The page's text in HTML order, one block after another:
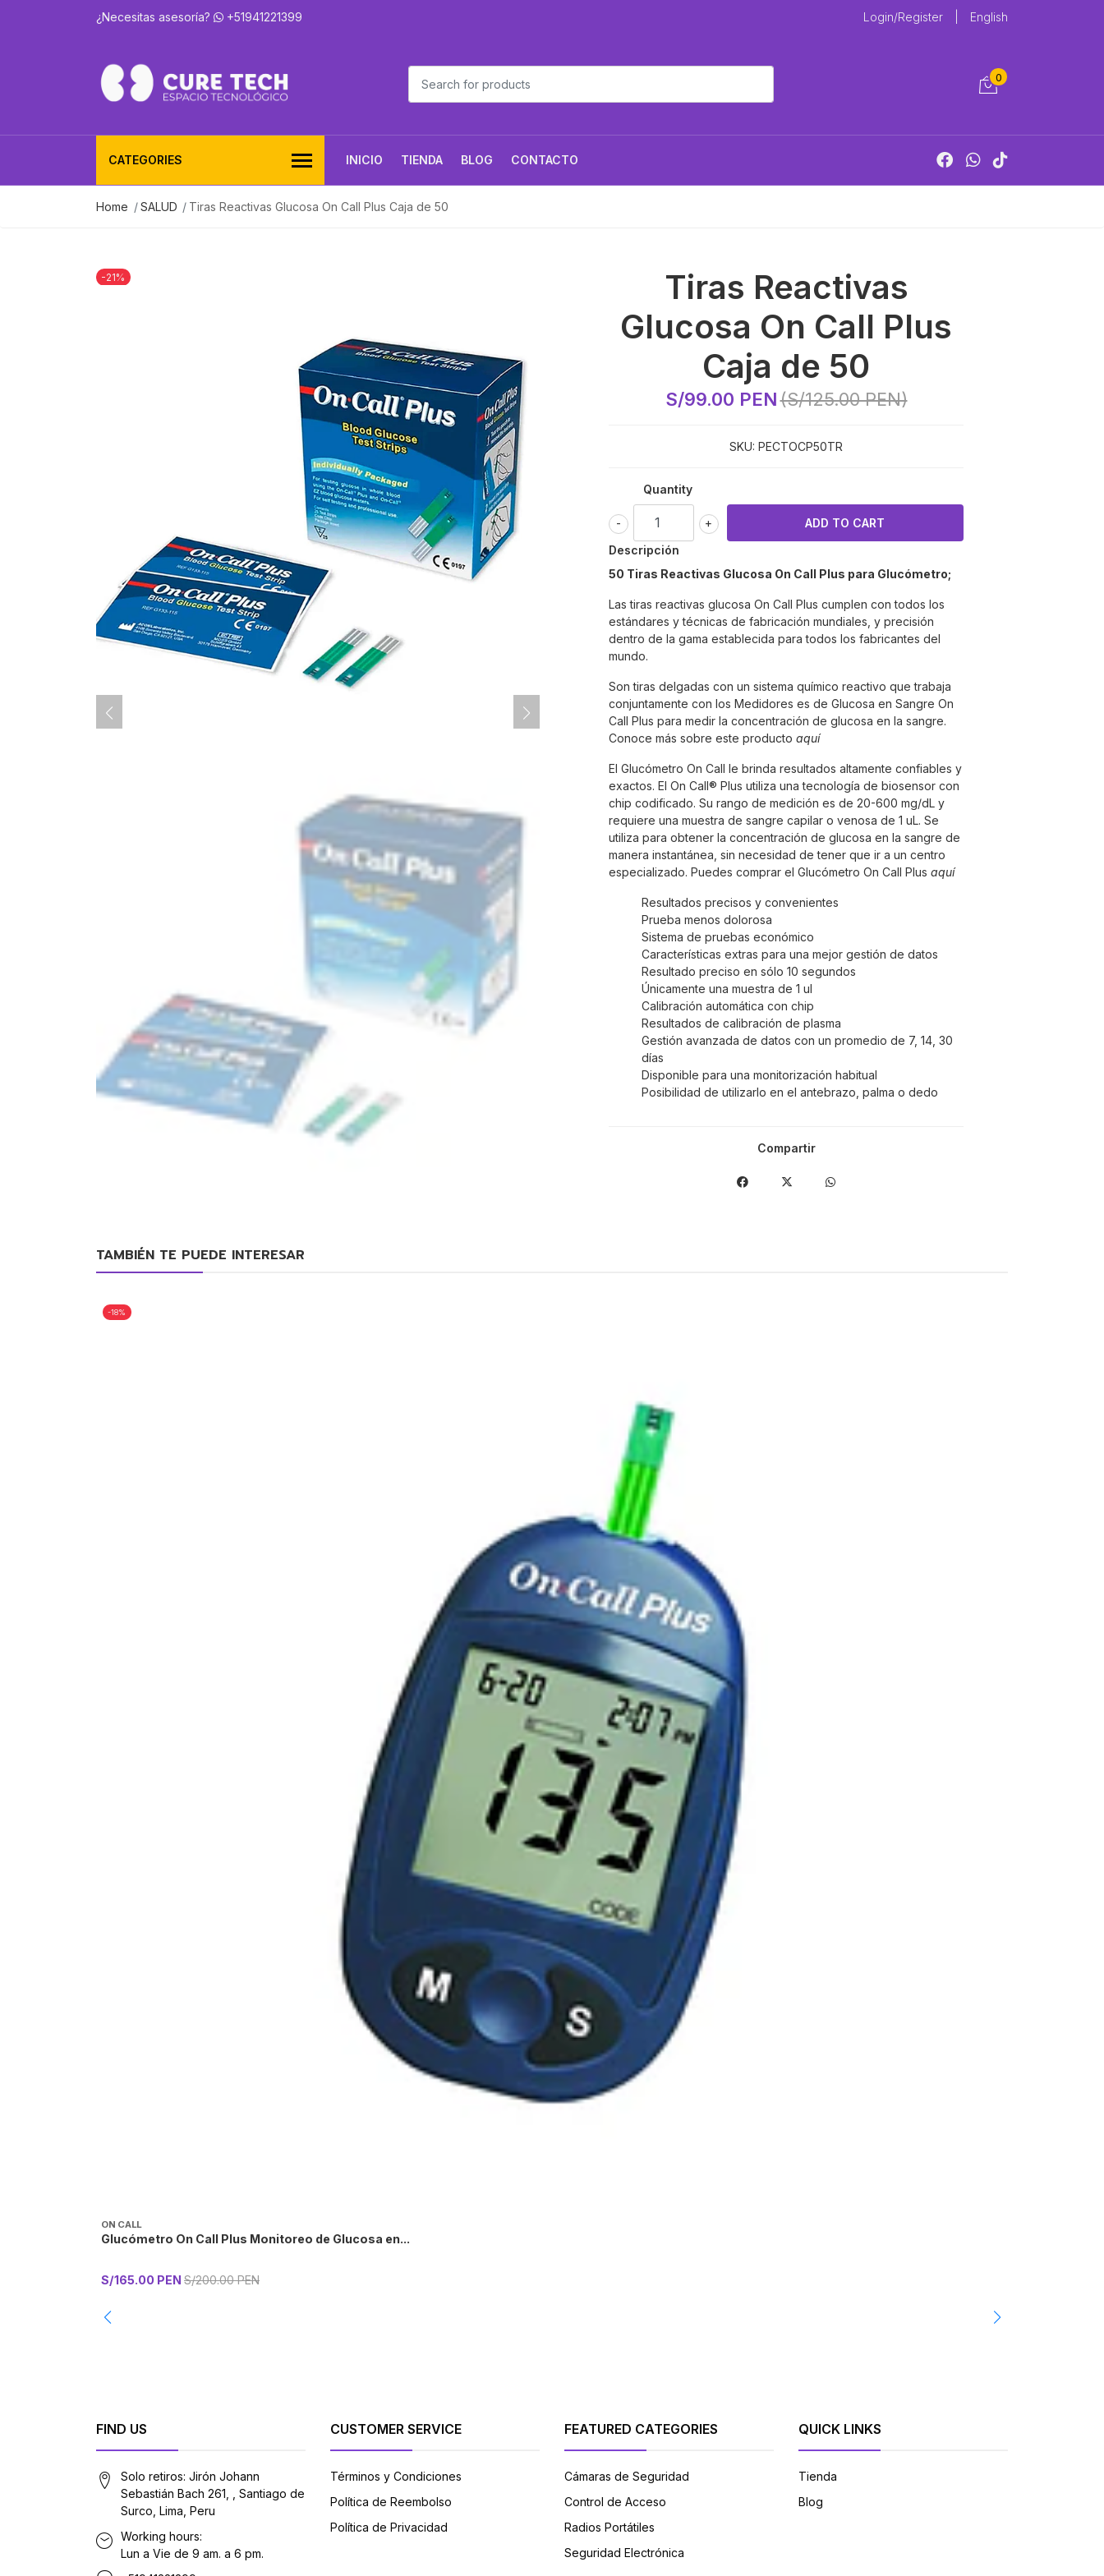
¿Necesitas asesoría? +51941221399 Login/Register English
0
CATEGORIES INICIO TIENDA BLOG CONTACTO
Home SALUD Tiras Reactivas Glucosa On Call Plus Caja de 50
-21%
Tiras Reactivas
Glucosa On Call Plus
Caja de 50
S/99.00 PEN(S/125.00 PEN)
SKU: PECTOCP50TR
Quantity
+
-
Descripción
50 Tiras Reactivas Glucosa On Call Plus para Glucómetro;
Las tiras reactivas glucosa On Call Plus cumplen con todos los
estándares y técnicas de fabricación mundiales, y precisión
dentro de la gama establecida para todos los fabricantes del
mundo.
Son tiras delgadas con un sistema químico reactivo que trabaja
conjuntamente con los Medidores es de Glucosa en Sangre On
Call Plus para medir la concentración de glucosa en la sangre.
Conoce más sobre este producto aquí
El Glucómetro On Call le brinda resultados altamente confiables y
exactos. El On Call® Plus utiliza una tecnología de biosensor con
chip codificado. Su rango de medición es de 20-600 mg/dL y
requiere una muestra de sangre capilar o venosa de 1 uL. Se
utiliza para obtener la concentración de glucosa en la sangre de
manera instantánea, sin necesidad de tener que ir a un centro
especializado. Puedes comprar el Glucómetro On Call Plus aquí
Resultados precisos y convenientes
Prueba menos dolorosa
Sistema de pruebas económico
Características extras para una mejor gestión de datos
Resultado preciso en sólo 10 segundos
Únicamente una muestra de 1 ul
Calibración automática con chip
Resultados de calibración de plasma
Gestión avanzada de datos con un promedio de 7, 14, 30
días
Disponible para una monitorización habitual
Posibilidad de utilizarlo en el antebrazo, palma o dedo
Compartir
TAMBIÉN TE PUEDE INTERESAR
-18%
ON CALL
Glucómetro On Call Plus Monitoreo de Glucosa en...
-
S/165.00 PEN S/200.00 PEN
FIND US
Solo retiros: Jirón Johann
Sebastián Bach 261, , Santiago de
Surco, Lima, Peru
Working hours:
Lun a Vie de 9 am. a 6 pm.
CUSTOMER SERVICE
Términos y Condiciones
Política de Reembolso
Política de Privacidad
FEATURED CATEGORIES
Cámaras de Seguridad
Control de Acceso
Radios Portátiles
Seguridad Electrónica
QUICK LINKS
Tienda
Blog